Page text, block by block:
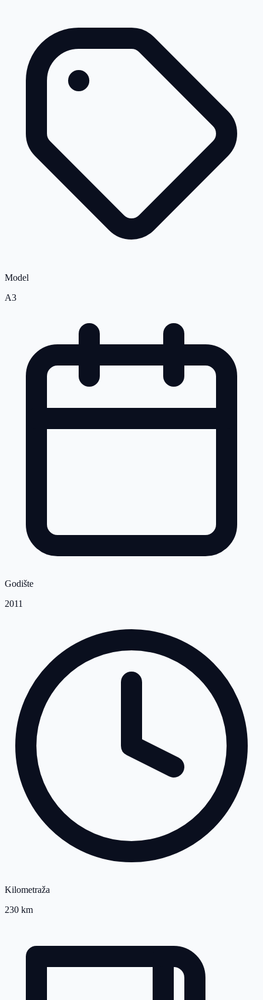
Model
A3
Godište
2011
Kilometraža
230 km